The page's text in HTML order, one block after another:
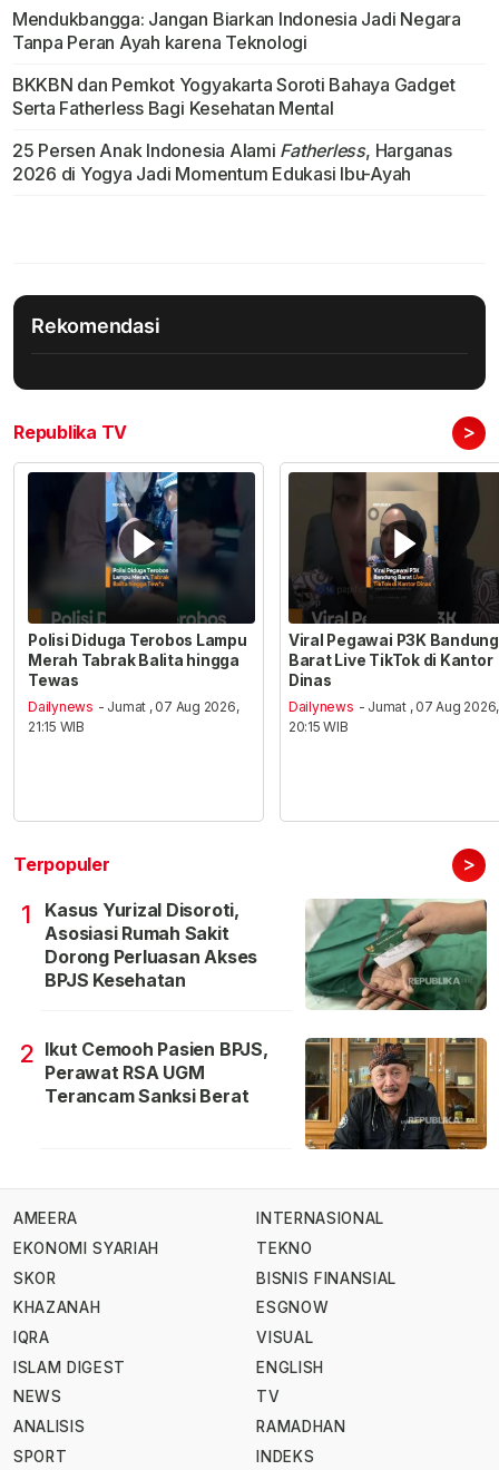
Mendukbangga: Jangan Biarkan Indonesia Jadi Negara
Tanpa Peran Ayah karena Teknologi
BKKBN dan Pemkot Yogyakarta Soroti Bahaya Gadget
Serta Fatherless Bagi Kesehatan Mental
25 Persen Anak Indonesia Alami Fatherless, Harganas
2026 di Yogya Jadi Momentum Edukasi Ibu-Ayah
Rekomendasi
Republika TV >
Polisi Diduga Terobos Lampu
Merah Tabrak Balita hingga
Tewas
Dailynews - Jumat , 07 Aug 2026,
21:15 WIB
Viral Pegawai P3K Bandung
Barat Live TikTok di Kantor
Dinas
Dailynews - Jumat , 07 Aug 2026,
20:15 WIB
Terpopuler >
1
Kasus Yurizal Disoroti,
Asosiasi Rumah Sakit
Dorong Perluasan Akses
BPJS Kesehatan
2 Ikut Cemooh Pasien BPJS,
Perawat RSA UGM
Terancam Sanksi Berat
AMEERA
EKONOMI SYARIAH
SKOR
KHAZANAH
IQRA
ISLAM DIGEST
NEWS
ANALISIS
SPORT
INTERNASIONAL
TEKNO
BISNIS FINANSIAL
ESGNOW
VISUAL
ENGLISH
TV
RAMADHAN
INDEKS